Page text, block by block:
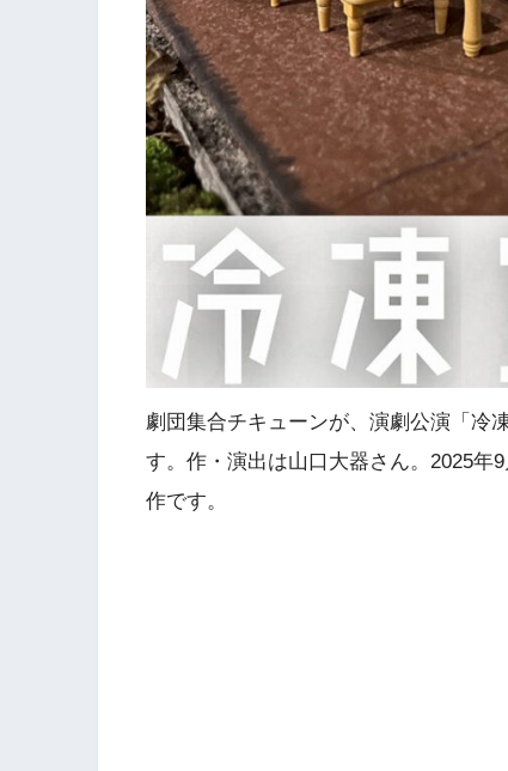
劇団集合チキューンが、演劇公演「冷
す。作・演出は山口大器さん。2025年
作です。